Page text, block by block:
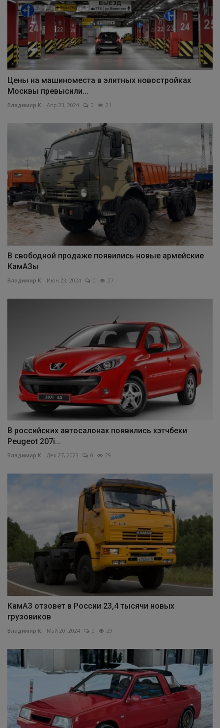
Цены на машиноместа в элитных новостройках
Москвы превысили...
Владимир К. Апр 23, 2024 0 21
В свободной продаже появились новые армейские
КамАЗы
Владимир К. Июн 23, 2024 0 27
В российских автосалонах появились хэтчбеки
Peugeot 207i...
Владимир К. Дек 27, 2023 0 29
КамАЗ отзовет в России 23,4 тысячи новых
грузовиков
Владимир К. Май 20, 2024 0 29